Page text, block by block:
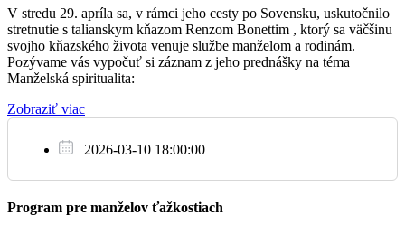
17.12.
Ne
10:30
Na budúci týždeň upratuje skupina č. 3.
V stredu 29. apríla sa, v rámci jeho cesty po Sovensku, uskutočnilo
stretnutie s talianskym kňazom Renzom Bonettim , ktorý sa väčšinu
svojho kňazského života venuje službe manželom a rodinám.
Pozývame vás vypočuť si záznam z jeho prednášky na téma
Manželská spiritualita:
Zobraziť viac
2026-03-10 18:00:00
Program pre manželov ťažkostiach